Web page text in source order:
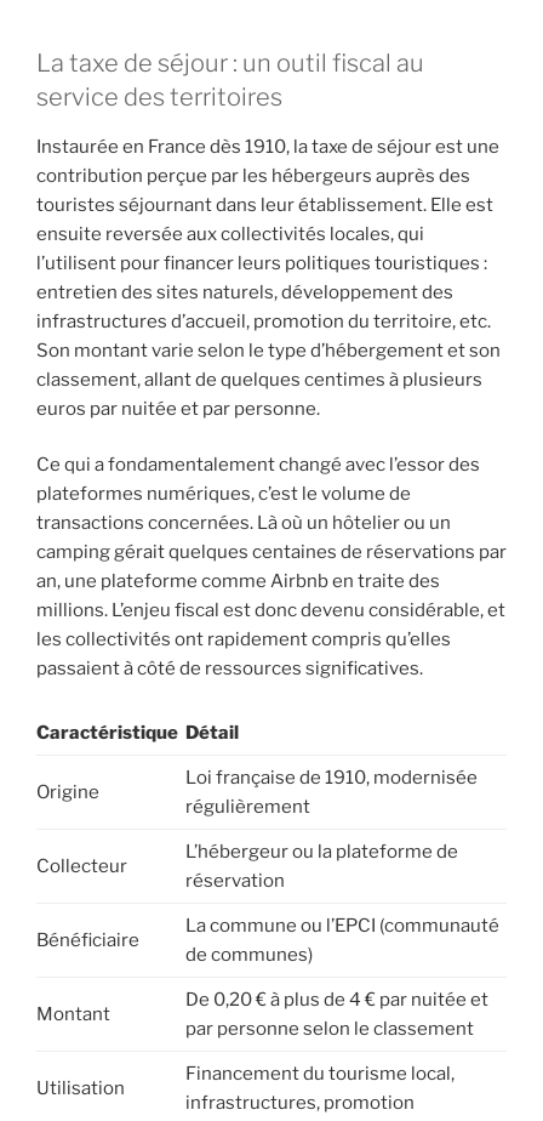
La taxe de séjour : un outil fiscal au
service des territoires
Instaurée en France dès 1910, la taxe de séjour est une
contribution perçue par les hébergeurs auprès des
touristes séjournant dans leur établissement. Elle est
ensuite reversée aux collectivités locales, qui
l’utilisent pour financer leurs politiques touristiques :
entretien des sites naturels, développement des
infrastructures d’accueil, promotion du territoire, etc.
Son montant varie selon le type d’hébergement et son
classement, allant de quelques centimes à plusieurs
euros par nuitée et par personne.
Ce qui a fondamentalement changé avec l’essor des
plateformes numériques, c’est le volume de
transactions concernées. Là où un hôtelier ou un
camping gérait quelques centaines de réservations par
an, une plateforme comme Airbnb en traite des
millions. L’enjeu fiscal est donc devenu considérable, et
les collectivités ont rapidement compris qu’elles
passaient à côté de ressources significatives.
Caractéristique Détail
Origine
Loi française de 1910, modernisée
régulièrement
Collecteur
L’hébergeur ou la plateforme de
réservation
Bénéficiaire
La commune ou l’EPCI (communauté
de communes)
Montant
De 0,20 € à plus de 4 € par nuitée et
par personne selon le classement
Utilisation
Financement du tourisme local,
infrastructures, promotion